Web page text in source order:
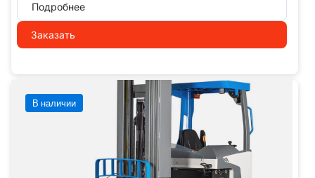
Подробнее
Заказать
В наличии